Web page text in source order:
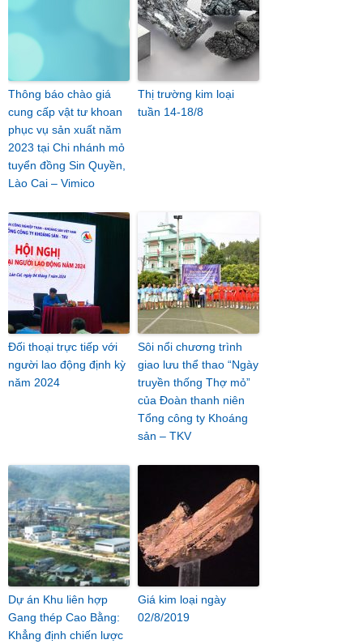
Thông báo chào giá
cung cấp vật tư khoan
phục vụ sản xuất năm
2023 tại Chi nhánh mỏ
tuyển đồng Sin Quyền,
Lào Cai – Vimico
Thị trường kim loại
tuần 14-18/8
Đối thoại trực tiếp với
người lao động định kỳ
năm 2024
Sôi nổi chương trình
giao lưu thể thao “Ngày
truyền thống Thợ mỏ”
của Đoàn thanh niên
Tổng công ty Khoáng
sản – TKV
Dự án Khu liên hợp
Gang thép Cao Bằng:
Khẳng định chiến lược
Giá kim loại ngày
02/8/2019